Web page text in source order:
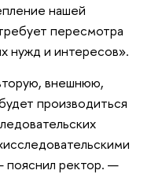
нашей
пересмотра
нужд и интересов».
внешнюю,
производиться
пояснил ректор. —